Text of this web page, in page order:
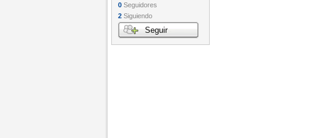
0 Seguidores
2 Siguiendo
Seguir